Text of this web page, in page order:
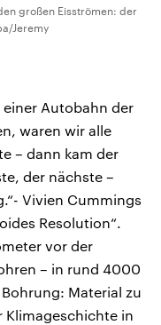
großen Eisströmen: der
Jeremy
Autobahn der
waren wir alle
– dann kam der
der nächste –
Vivien Cummings
Resolution“.
vor der
– in rund 4000
Material zu
Klimageschichte in